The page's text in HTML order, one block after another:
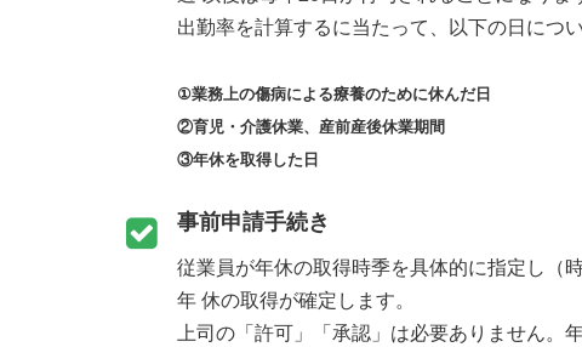
出勤率を計算するに当たって、以下の日につ
①業務上の傷病による療養のために休んだ日
②育児・介護休業、産前産後休業期間
③年休を取得した日
事前申請手続き
従業員が年休の取得時季を具体的に指定し（
年 休の取得が確定します。
上司の「許可」「承認」は必要ありません